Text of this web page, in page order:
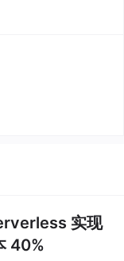
实现
40%